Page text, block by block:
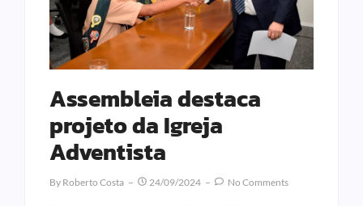
Assembleia destaca
projeto da Igreja
Adventista
By Roberto Costa 24/09/2024 No Comments